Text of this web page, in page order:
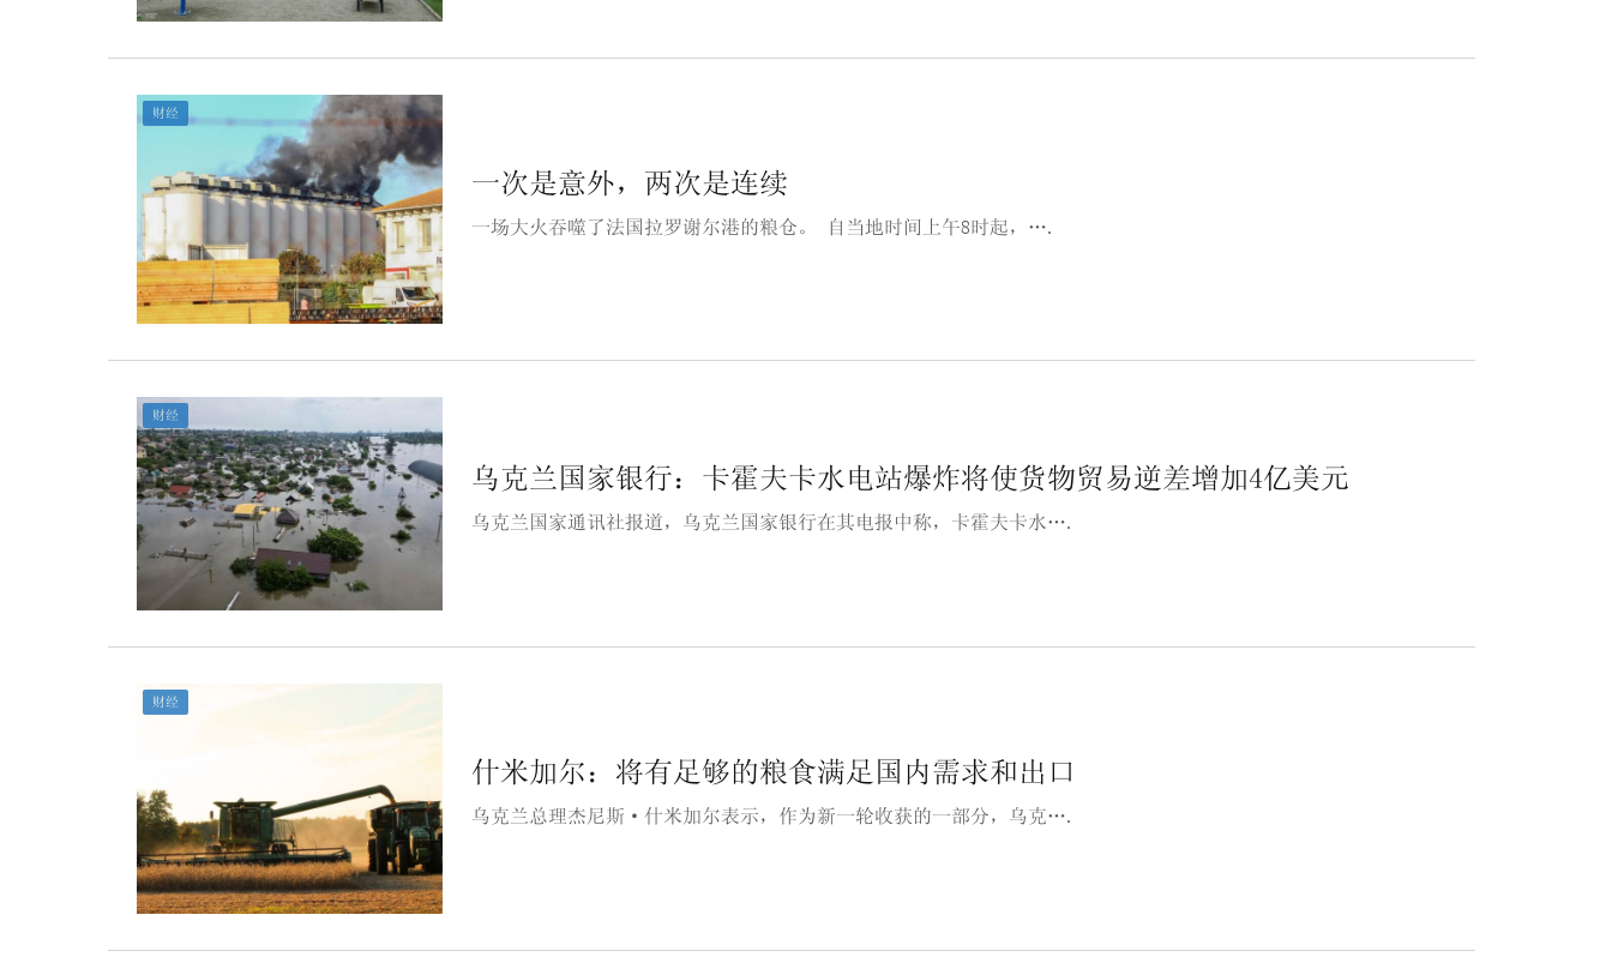
财经
一次是意外，两次是连续
一场大火吞噬了法国拉罗谢尔港的粮仓。 自当地时间上午8时起，….
财经
乌克兰国家银行：卡霍夫卡水电站爆炸将使货物贸易逆差增加4亿美元
乌克兰国家通讯社报道，乌克兰国家银行在其电报中称，卡霍夫卡水….
财经
什米加尔：将有足够的粮食满足国内需求和出口
乌克兰总理杰尼斯·什米加尔表示，作为新一轮收获的一部分，乌克….